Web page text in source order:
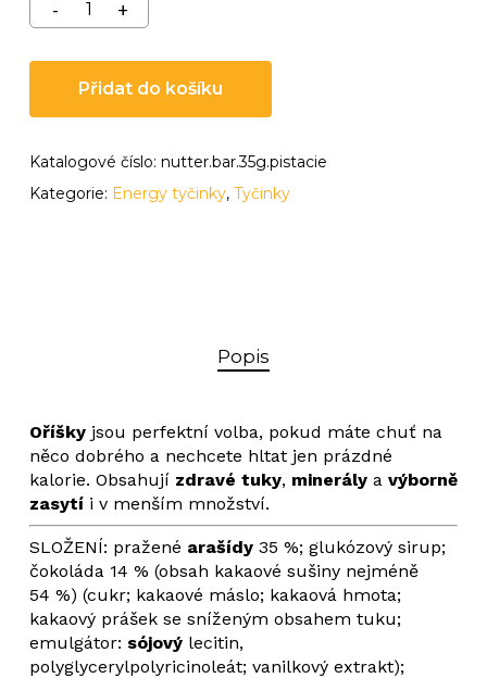
Přidat do košíku
Katalogové číslo: nutter.bar.35g.pistacie
Kategorie: Energy tyčinky, Tyčinky
Popis
Oříškyjsou perfektní volba, pokud máte chuť na
něco dobrého a nechcete hltat jen prázdné
kalorie. Obsahují zdravé tuky, minerálya výborně
zasytíi v menším množství.
SLOŽENÍ: pražené arašídy 35 %; glukózový sirup;
čokoláda 14 % (obsah kakaové sušiny nejméně
54 %) (cukr; kakaové máslo; kakaová hmota;
kakaový prášek se sníženým obsahem tuku;
emulgátor: sójový lecitin,
polyglycerylpolyricinoleát; vanilkový extrakt);